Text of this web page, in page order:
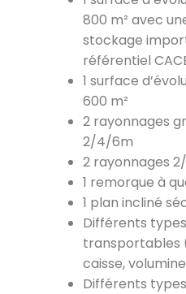
800 m² avec
stockage
référentiel
1 surface
600 m²
2 rayonnages
2/4/6m
2 rayonnages
1 remorque à
1 plan incliné
Différents
transportables
caisse,
Différents